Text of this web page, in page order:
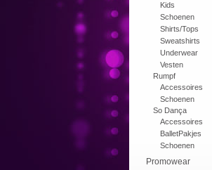
Kids
Schoenen
Shirts/Tops
Sweatshirts
Underwear
Vesten
Rumpf
Accessoires
Schoenen
So Dança
Accessoires
BalletPakjes
Schoenen
Promowear